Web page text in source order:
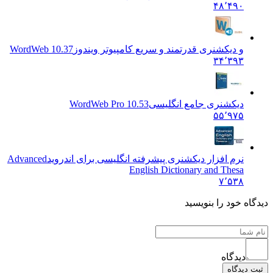
و دیکشنری قدرتمند و سریع کامپیوتر ویندوز WordWeb 10.37
۳۴٬۳۹۳
دیکشنری جامع انگلیسیWordWeb Pro 10.53
۵۵٬۹۷۵
نرم افزار دیکشنری پیشرفته انگلیسی برای اندروید Advanced
English Dictionary and Thesa
خود را بنویسید